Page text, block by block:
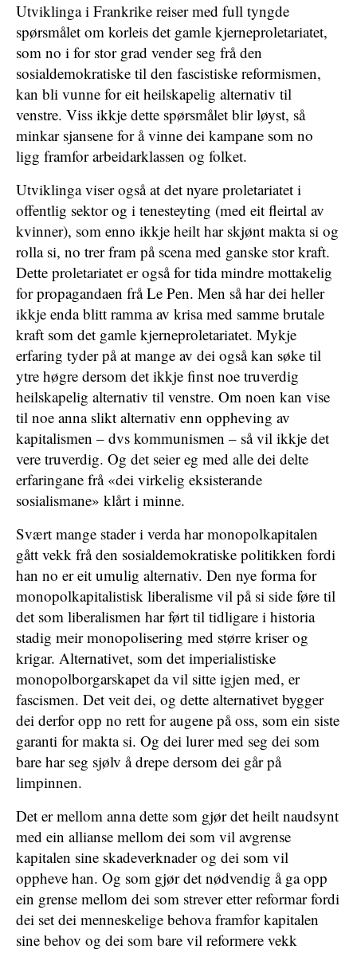
Utviklinga i Frankrike reiser med full tyngde
spørsmålet om korleis det gamle kjerneproletariatet,
som no i for stor grad vender seg frå den
sosialdemokratiske til den fascistiske reformismen,
kan bli vunne for eit heilskapelig alternativ til
venstre. Viss ikkje dette spørsmålet blir løyst, så
minkar sjansene for å vinne dei kampane som no
ligg framfor arbeidarklassen og folket.
Utviklinga viser også at det nyare proletariatet i
offentlig sektor og i tenesteyting (med eit fleirtal av
kvinner), som enno ikkje heilt har skjønt makta si og
rolla si, no trer fram på scena med ganske stor kraft.
Dette proletariatet er også for tida mindre mottakelig
for propagandaen frå Le Pen. Men så har dei heller
ikkje enda blitt ramma av krisa med samme brutale
kraft som det gamle kjerneproletariatet. Mykje
erfaring tyder på at mange av dei også kan søke til
ytre høgre dersom det ikkje finst noe truverdig
heilskapelig alternativ til venstre. Om noen kan vise
til noe anna slikt alternativ enn oppheving av
kapitalismen – dvs kommunismen – så vil ikkje det
vere truverdig. Og det seier eg med alle dei delte
erfaringane frå «dei virkelig eksisterande
sosialismane» klårt i minne.
Svært mange stader i verda har monopolkapitalen
gått vekk frå den sosialdemokratiske politikken fordi
han no er eit umulig alternativ. Den nye forma for
monopolkapitalistisk liberalisme vil på si side føre til
det som liberalismen har ført til tidligare i historia
stadig meir monopolisering med større kriser og
krigar. Alternativet, som det imperialistiske
monopolborgarskapet da vil sitte igjen med, er
fascismen. Det veit dei, og dette alternativet bygger
dei derfor opp no rett for augene på oss, som ein siste
garanti for makta si. Og dei lurer med seg dei som
bare har seg sjølv å drepe dersom dei går på
limpinnen.
Det er mellom anna dette som gjør det heilt naudsynt
med ein allianse mellom dei som vil avgrense
kapitalen sine skadeverknader og dei som vil
oppheve han. Og som gjør det nødvendig å ga opp
ein grense mellom dei som strever etter reformar fordi
dei set dei menneskelige behova framfor kapitalen
sine behov og dei som bare vil reformere vekk